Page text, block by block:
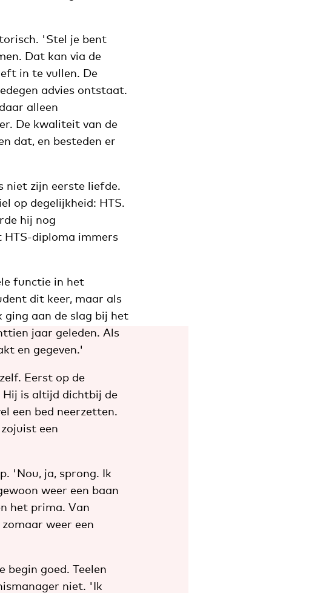
'Stel je bent
Dat kan via de
in te vullen. De
advies ontstaat.
alleen
De kwaliteit van de
dat, en besteden er
niet zijn eerste liefde.
op degelijkheid: HTS.
hij nog
HTS-diploma immers
functie in het
dit keer, maar als
ging aan de slag bij het
jaar geleden. Als
en gegeven.'
Eerst op de
Hij is altijd dichtbij de
een bed neerzetten.
een
'Nou, ja, sprong. Ik
weer een baan
het prima. Van
weer een
begin goed. Teelen
niet. 'Ik